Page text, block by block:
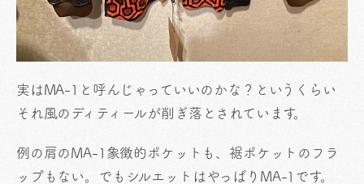
実はMA-1と呼んじゃっていいのかな？というくらい
それ風のディティールが削ぎ落とされています。
例の肩のMA-1象徴的ポケットも、裾ポケットのフラ
ップもない。でもシルエットはやっぱりMA-1です。